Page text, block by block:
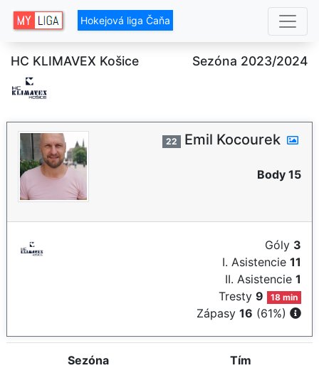
Hokejová liga Čaňa
HC KLIMAVEX Košice Sezóna 2023/2024
22 Emil Kocourek
Body 15
Góly 3
I. Asistencie 11
II. Asistencie 1
Tresty9 18 min
Zápasy 16 (61%)
Sezóna Tím